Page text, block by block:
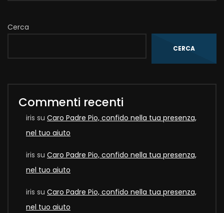
Cerca
CERCA
Commenti recenti
iris su Caro Padre Pio, confido nella tua presenza,
nel tuo aiuto
iris su Caro Padre Pio, confido nella tua presenza,
nel tuo aiuto
iris su Caro Padre Pio, confido nella tua presenza,
nel tuo aiuto